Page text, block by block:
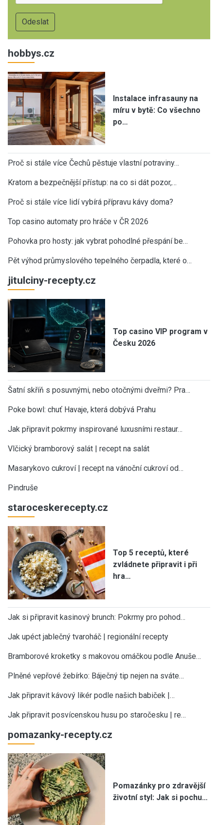
hobbys.cz
Instalace infrasauny na
míru v bytě: Co všechno
po…
Proč si stále více Čechů pěstuje vlastní potraviny…
Kratom a bezpečnější přístup: na co si dát pozor,…
Proč si stále více lidí vybírá přípravu kávy doma?
Top casino automaty pro hráče v ČR 2026
Pohovka pro hosty: jak vybrat pohodlné přespání be…
Pět výhod průmyslového tepelného čerpadla, které o…
jitulciny-recepty.cz
Top casino VIP program v
Česku 2026
Šatní skříň s posuvnými, nebo otočnými dveřmi? Pra…
Poke bowl: chuť Havaje, která dobývá Prahu
Jak připravit pokrmy inspirované luxusními restaur…
Vlčický bramborový salát | recept na salát
Masarykovo cukroví | recept na vánoční cukroví od…
Pindruše
staroceskerecepty.cz
Top 5 receptů, které
zvládnete připravit i při
hra…
Jak si připravit kasinový brunch: Pokrmy pro pohod…
Jak upéct jablečný tvaroháč | regionální recepty
Bramborové kroketky s makovou omáčkou podle Anuše…
Plněné vepřové žebírko: Báječný tip nejen na sváte…
Jak připravit kávový likér podle našich babiček |…
Jak připravit posvícenskou husu po staročesku | re…
pomazanky-recepty.cz
Pomazánky pro zdravější
životní styl: Jak si pochu…